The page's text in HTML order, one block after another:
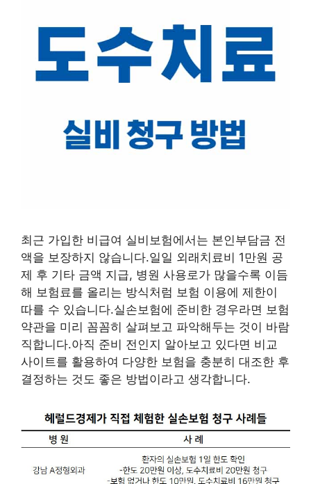
최근 가입한 비급여 실비보험에서는 본인부담금 전
액을 보장하지 않습니다.일일 외래치료비 1만원 공
제 후 기타 금액 지급, 병원 사용로가 많을수록 이듬
해 보험료를 올리는 방식처럼 보험 이용에 제한이
따를 수 있습니다.실손보험에 준비한 경우라면 보험
약관을 미리 꼼꼼히 살펴보고 파악해두는 것이 바람
직합니다.아직 준비 전인지 알아보고 있다면 비교
사이트를 활용하여 다양한 보험을 충분히 대조한 후
결정하는 것도 좋은 방법이라고 생각합니다.